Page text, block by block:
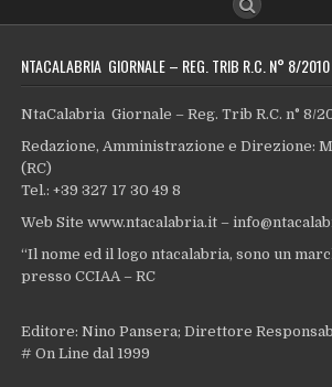
NTACALABRIA GIORNALE – REG. TRIB R.C. N° 8/2010
NtaCalabria Giornale – Reg. Trib R.C. n° 8/
Redazione, Amministrazione e Direzione:
(RC)
Tel.: +39 327 17 30 49 8
Web Site www.ntacalabria.it –
“Il nome ed il logo ntacalabria, sono un
presso CCIAA – RC
Editore: Nino Pansera; Direttore
# On Line dal 1999